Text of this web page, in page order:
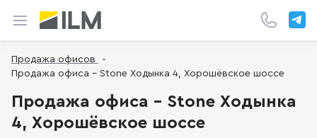
Продажа офисов
Продажа офиса - Stone Ходынка 4, Хорошёвское шоссе
Продажа офиса - Stone Ходынка
4, Хорошёвское шоссе